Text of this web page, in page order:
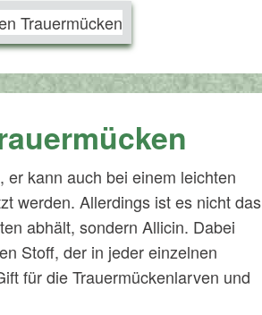
kann auch bei einem leichten
werden. Allerdings ist es nicht das
abhält, sondern Allicin. Dabei
Stoff, der in jeder einzelnen
für die Trauermückenlarven und